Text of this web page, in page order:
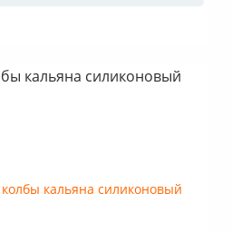
кальяна силиконовый